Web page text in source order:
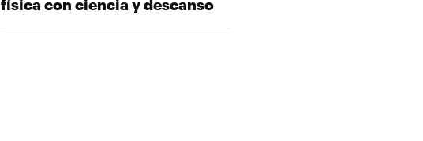
física con ciencia y descanso